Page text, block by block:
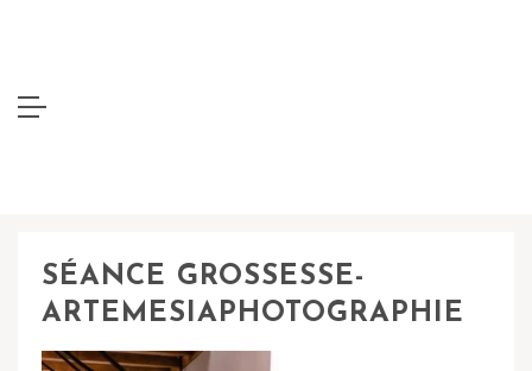
SÉANCE GROSSESSE-
ARTEMESIAPHOTOGRAPHIE